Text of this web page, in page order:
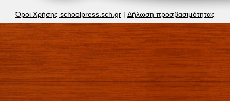
Όροι Χρήσης schoolpress.sch.gr | Δήλωση προσβασιμότητας